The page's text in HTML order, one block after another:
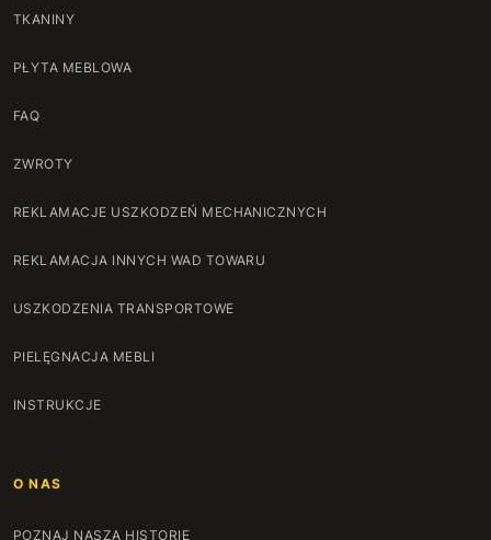
TKANINY
PŁYTA MEBLOWA
FAQ
ZWROTY
REKLAMACJE USZKODZEŃ MECHANICZNYCH
REKLAMACJA INNYCH WAD TOWARU
USZKODZENIA TRANSPORTOWE
PIELĘGNACJA MEBLI
INSTRUKCJE
O NAS
POZNAJ NASZĄ HISTORIĘ